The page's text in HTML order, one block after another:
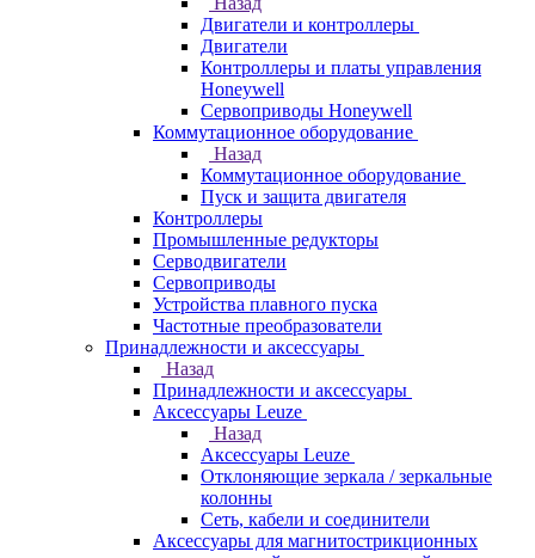
Двигатели и контроллеры
Двигатели
Контроллеры и платы управления
Honeywell
Сервоприводы Honeywell
Коммутационное оборудование
Назад
Коммутационное оборудование
Пуск и защита двигателя
Контроллеры
Промышленные редукторы
Серводвигатели
Сервоприводы
Устройства плавного пуска
Частотные преобразователи
Принадлежности и аксессуары
Назад
Принадлежности и аксессуары
Аксессуары Leuze
Назад
Аксессуары Leuze
Отклоняющие зеркала / зеркальные
колонны
Сеть, кабели и соединители
Аксессуары для магнитострикционных